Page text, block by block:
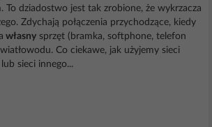
To dziadostwo jest tak zrobione, że wykrzacza
Zdychają połączenia przychodzące, kiedy
własny sprzęt (bramka, softphone, telefon
Co ciekawe, jak użyjemy sieci
lub sieci innego...